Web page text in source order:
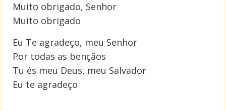
Muito obrigado, Senhor
Muito obrigado
Eu Te agradeço, meu Senhor
Por todas as bençãos
Tu és meu Deus, meu Salvador
Eu te agradeço